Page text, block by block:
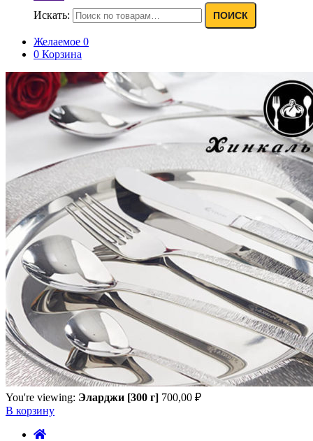
Искать:
ПОИСК
Желаемое 0
0 Корзина
You're viewing: Эларджи [300 г] 700,00 ₽
В корзину